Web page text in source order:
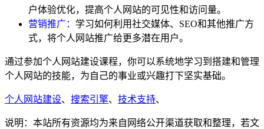
户体验优化，提高个人网站的可见性和访问量。
营销推广： 学习如何利用社交媒体、SEO和其他推广方
式，将个人网站推广给更多潜在用户。
通过参加个人网站建设课程，你可以系统地学习到搭建和管理
个人网站的技能，为自己的事业或兴趣打下坚实基础。
个人网站建设、 搜索引擎、 技术支持、
说明：本站所有资源均为来自网络公开渠道获取和整理，若文